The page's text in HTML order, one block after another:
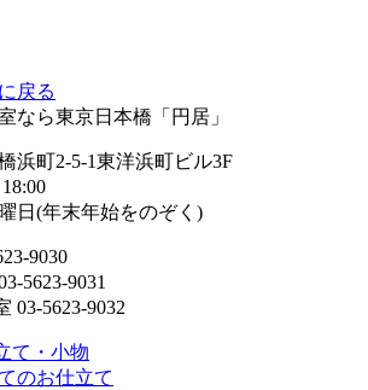
戻る
浜町2-5-1東洋浜町ビル3F
日(年末年始をのぞく)
9030
5623-9031
03-5623-9032
て・小物
のお仕立て